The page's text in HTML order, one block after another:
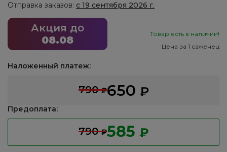
Отправка заказов: с 19 сентября 2026 г.
Акция до
08.08
Товар есть в наличии!
Цена за 1 саженец
Наложенный платеж:
790₽650 ₽
Предоплата:
790₽585 ₽